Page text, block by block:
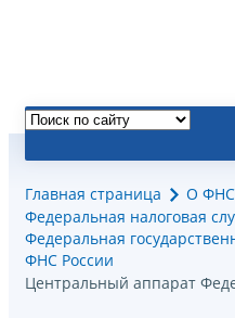
Главная страница
О ФНС
Федеральная налоговая
Федеральная
ФНС России
Центральный аппарат